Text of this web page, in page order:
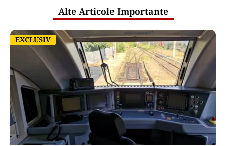
Alte Articole Importante
EXCLUSIV
EXCLUSIV